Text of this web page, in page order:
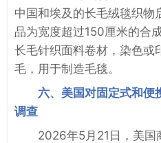
中国和埃及的长毛绒毯织物
品为宽度超过150厘米的合
长毛针织面料卷材，染色或
毛，用于制造毛毯。
六、美国对固定式和便
调查
2026年5月21日，美国